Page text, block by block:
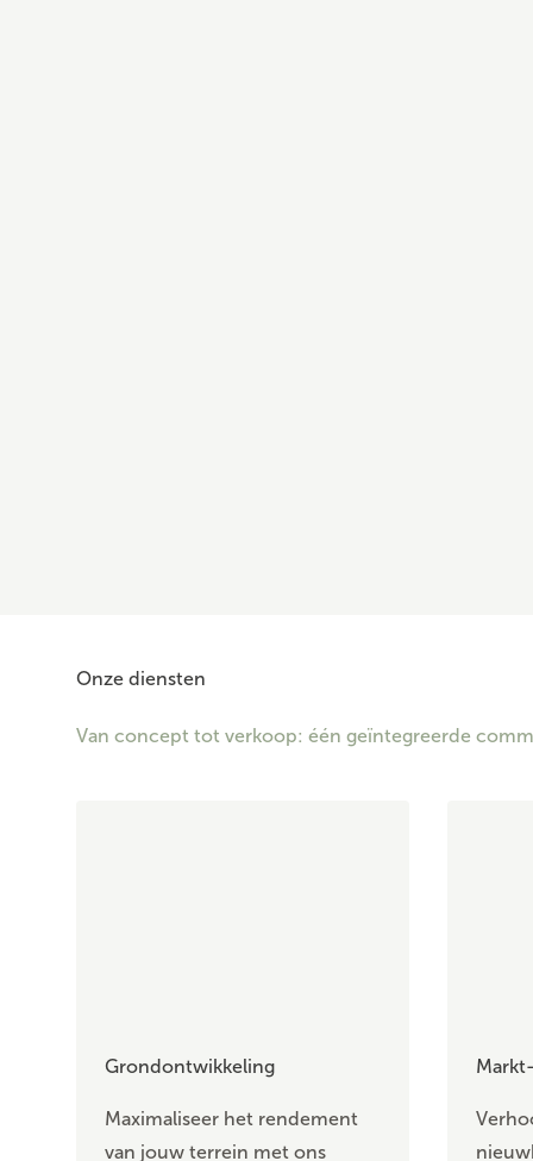
Onze diensten
Van concept tot verkoop: één geïntegreerde
Grondontwikkeling
Maximaliseer het rendement
van jouw terrein met ons